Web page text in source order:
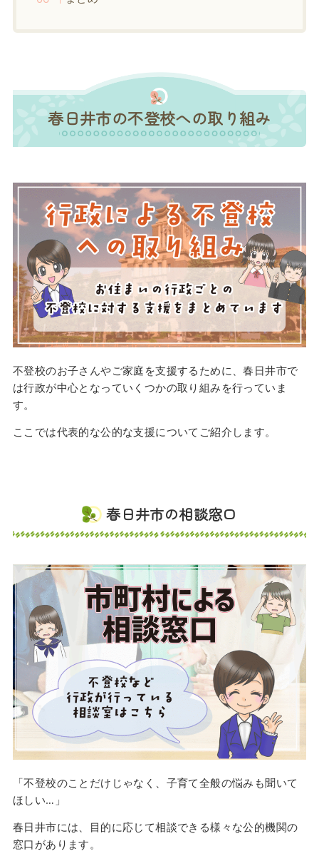
春日井市の不登校への取り組み
不登校のお子さんやご家庭を支援するために、春日井市で
は行政が中心となっていくつかの取り組みを行っていま
す。
ここでは代表的な公的な支援についてご紹介します。
春日井市の相談窓口
「不登校のことだけじゃなく、子育て全般の悩みも聞いて
ほしい…」
春日井市には、目的に応じて相談できる様々な公的機関の
窓口があります。